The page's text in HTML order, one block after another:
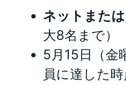
ネットまた
大8名まで）
5月15日（金
員に達した